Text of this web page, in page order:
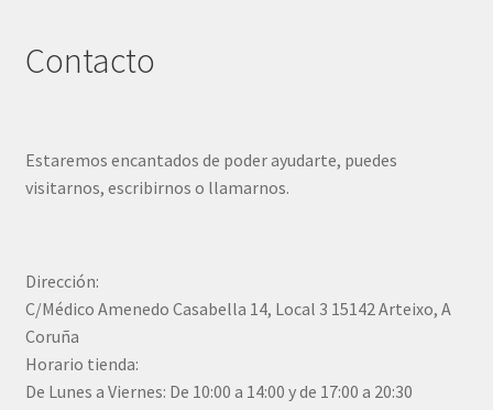
Contacto
Estaremos encantados de poder ayudarte, puedes
visitarnos, escribirnos o llamarnos.
Dirección:
C/Médico Amenedo Casabella 14, Local 3 15142 Arteixo, A
Coruña
Horario tienda:
De Lunes a Viernes: De 10:00 a 14:00 y de 17:00 a 20:30